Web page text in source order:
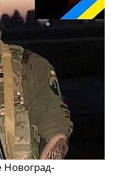
Новоград-